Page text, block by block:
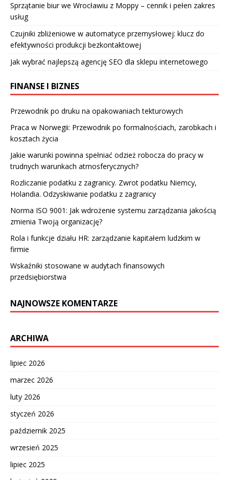
Sprzątanie biur we Wrocławiu z Moppy – cennik i pełen zakres
usług
Czujniki zbliżeniowe w automatyce przemysłowej: klucz do
efektywności produkcji bezkontaktowej
Jak wybrać najlepszą agencję SEO dla sklepu internetowego
FINANSE I BIZNES
Przewodnik po druku na opakowaniach tekturowych
Praca w Norwegii: Przewodnik po formalnościach, zarobkach i
kosztach życia
Jakie warunki powinna spełniać odzież robocza do pracy w
trudnych warunkach atmosferycznych?
Rozliczanie podatku z zagranicy. Zwrot podatku Niemcy,
Holandia. Odzyskiwanie podatku z zagranicy
Norma ISO 9001: Jak wdrożenie systemu zarządzania jakością
zmienia Twoją organizację?
Rola i funkcje działu HR: zarządzanie kapitałem ludzkim w
firmie
Wskaźniki stosowane w audytach finansowych
przedsiębiorstwa
NAJNOWSZE KOMENTARZE
ARCHIWA
lipiec 2026
marzec 2026
luty 2026
styczeń 2026
październik 2025
wrzesień 2025
lipiec 2025